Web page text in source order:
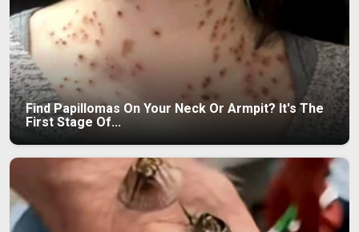
Find Papillomas On Your Neck Or Armpit? It's The
First Stage Of...